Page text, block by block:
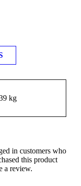
kg
in customers who
this product
a review.